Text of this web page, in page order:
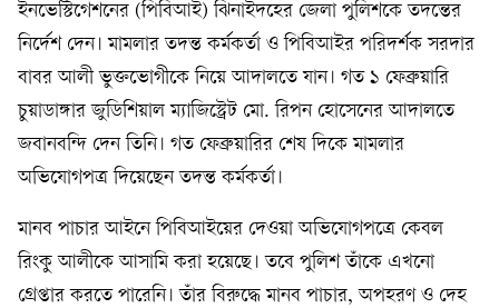
ইনভেস্টিগেশনের (পিবিআই) ঝিনাইদহের জেলা পুলিশকে তদন্তের
নির্দেশ দেন। মামলার তদন্ত কর্মকর্তা ও পিবিআইর পরিদর্শক সরদার
বাবর আলী ভুক্তভোগীকে নিয়ে আদালতে যান। গত ১ ফেব্রুয়ারি
চুয়াডাঙ্গার জুডিশিয়াল ম্যাজিস্ট্রেট মো. রিপন হোসেনের আদালতে
জবানবন্দি দেন তিনি। গত ফেব্রুয়ারির শেষ দিকে মামলার
অভিযোগপত্র দিয়েছেন তদন্ত কর্মকর্তা।
মানব পাচার আইনে পিবিআইয়ের দেওয়া অভিযোগপত্রে কেবল
রিংকু আলীকে আসামি করা হয়েছে। তবে পুলিশ তাঁকে এখনো
গ্রেপ্তার করতে পারেনি। তাঁর বিরুদ্ধে মানব পাচার, অপহরণ ও দেহ